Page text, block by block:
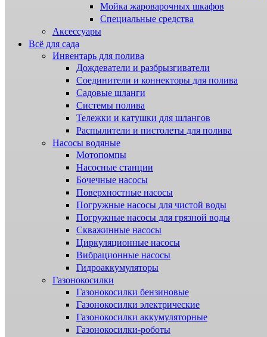
Мойка жароварочных шкафов
Специальные средства
Аксессуары
Всё для сада
Инвентарь для полива
Дождеватели и разбрызгиватели
Соединители и коннекторы для полива
Садовые шланги
Системы полива
Тележки и катушки для шлангов
Распылители и пистолеты для полива
Насосы водяные
Мотопомпы
Насосные станции
Бочечные насосы
Поверхностные насосы
Погружные насосы для чистой воды
Погружные насосы для грязной воды
Скважинные насосы
Циркуляционные насосы
Вибрационные насосы
Гидроаккумуляторы
Газонокосилки
Газонокосилки бензиновые
Газонокосилки электрические
Газонокосилки аккумуляторные
Газонокосилки-роботы